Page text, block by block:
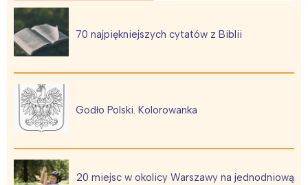
70 najpiękniejszych cytatów z Biblii
Godło Polski. Kolorowanka
20 miejsc w okolicy Warszawy na jednodniową